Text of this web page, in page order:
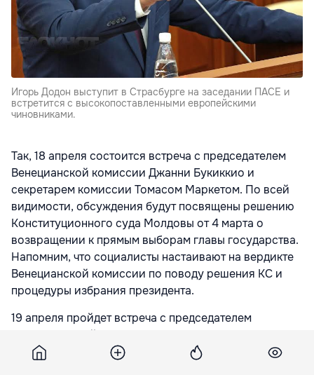
Игорь Додон выступит в Страсбурге на заседании ПАСЕ и
встретится с высокопоставленными европейскими
чиновниками.
Так, 18 апреля состоится встреча с председателем
Венецианской комиссии Джанни Букиккио и
секретарем комиссии Томасом Маркетом. По всей
видимости, обсуждения будут посвящены решению
Конституционного суда Молдовы от 4 марта о
возвращении к прямым выборам главы государства.
Напомним, что социалисты настаивают на вердикте
Венецианской комиссии по поводу решения КС и
процедуры избрания президента.
19 апреля пройдет встреча с председателем
Парламентской ассамблеи Совета Европы Педро
Аргамунтом.